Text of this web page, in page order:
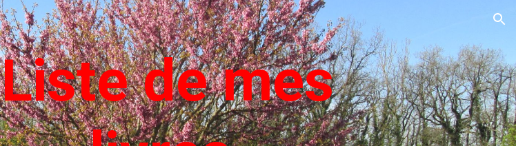
Skip to navigation
Liste de mes